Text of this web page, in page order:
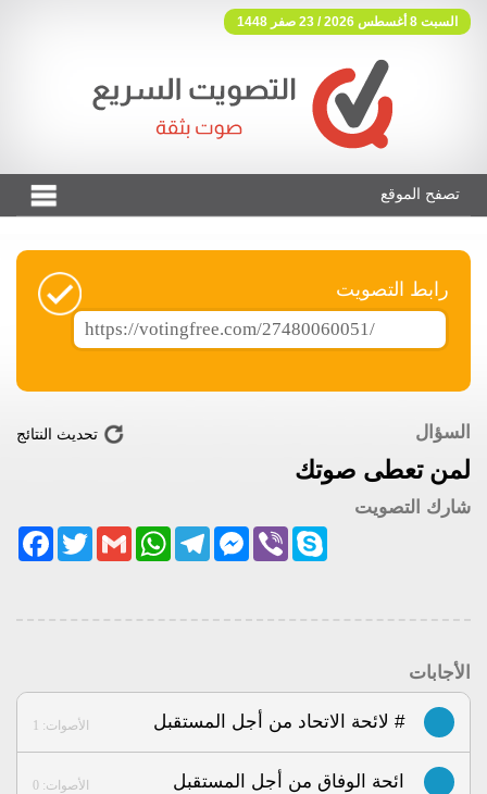
السبت 8 أغسطس 2026 / 23 صفر 1448
فوتنج فري موقع تصويت مجاني
تصفح الموقع
رابط التصويت
السؤال
لمن تعطى صوتك
تحديث النتائج
شارك التصويت
TwitterGmail
WhatsAppTelegram
Messenger ViberSkype
الأجابات
الأصوات: 1 # لائحة الاتحاد من أجل المستقبل
الأصوات: 0 ائحة الوفاق من أجل المستقبل